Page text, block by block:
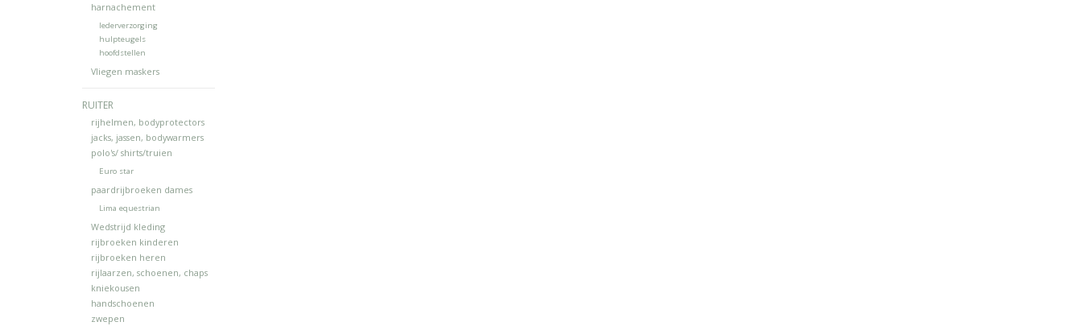
harnachement
lederverzorging
hulpteugels
hoofdstellen
Vliegen maskers
RUITER
rijhelmen, bodyprotectors
jacks, jassen, bodywarmers
polo's/ shirts/truien
Euro star
paardrijbroeken dames
Lima equestrian
Wedstrijd kleding
rijbroeken kinderen
rijbroeken heren
rijlaarzen, schoenen, chaps
kniekousen
handschoenen
zwepen